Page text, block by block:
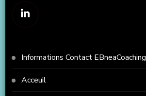
Informations Contact EBneaCoaching
Acceuil